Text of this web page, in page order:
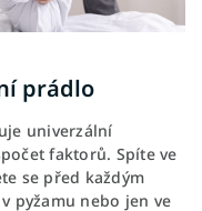
prádlo
univerzální
faktorů. Spíte ve
se před každým
pyžamu nebo jen ve